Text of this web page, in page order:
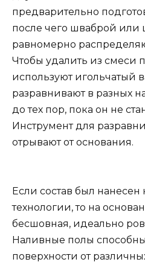
предварительно
после чего шваброй или
равномерно
Чтобы удалить из смеси
используют игольчатый
разравнивают в разных
до тех пор, пока он не
Инструмент для
отрывают от основания.
Если состав был нанесен
технологии, то на
бесшовная, идеально
Наливные полы
поверхности от